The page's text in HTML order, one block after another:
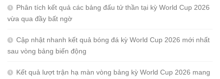
Phân tích kết quả các bảng đấu tử thần tại kỳ World Cup 2026
vừa qua đầy bất ngờ
Cập nhật nhanh kết quả bóng đá kỳ World Cup 2026 mới nhất
sau vòng bảng biến động
Kết quả lượt trận hạ màn vòng bảng kỳ World Cup 2026 mang